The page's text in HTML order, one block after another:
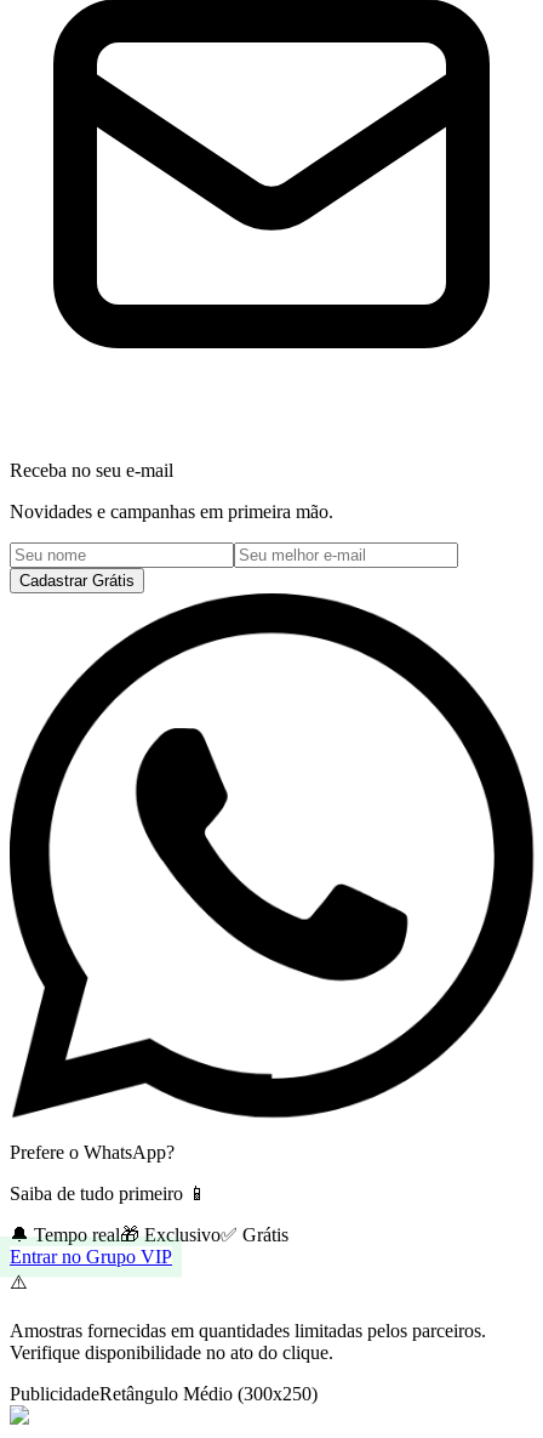
Receba no seu e-mail
Novidades e campanhas em primeira mão.
Cadastrar Grátis
Prefere o WhatsApp?
Saiba de tudo primeiro 📱
🔔 Tempo real🎁 Exclusivo✅ Grátis
Entrar no Grupo VIP
⚠️
Amostras fornecidas em quantidades limitadas pelos parceiros.
Verifique disponibilidade no ato do clique.
PublicidadeRetângulo Médio (300x250)